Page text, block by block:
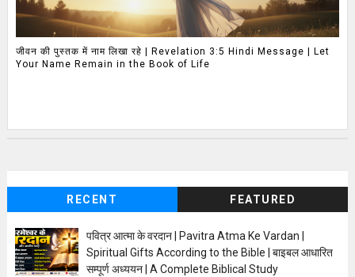
जीवन की पुस्तक में नाम लिखा रहे | Revelation 3:5 Hindi Message | Let
Your Name Remain in the Book of Life
RECENT FEATURED
पवित्र आत्मा के वरदान | Pavitra Atma Ke Vardan |
Spiritual Gifts According to the Bible | बाइबल आधारित
सम्पूर्ण अध्ययन | A Complete Biblical Study